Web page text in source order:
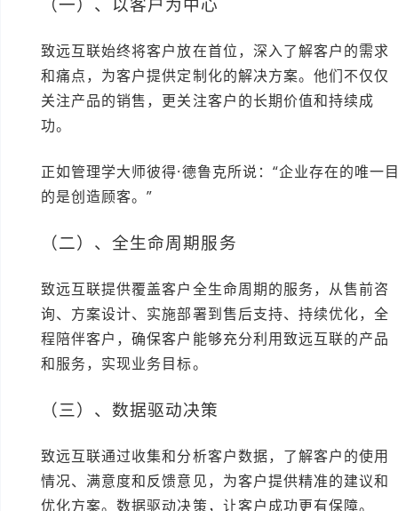
致远互联始终将客户放在首位，深入了解客户的需求
和痛点，为客户提供定制化的解决方案。他们不仅仅
关注产品的销售，更关注客户的长期价值和持续成
功。
正如管理学大师彼得·德鲁克所说：“企业存在的唯一
的是创造顾客。”
（二）、全生命周期服务
致远互联提供覆盖客户全生命周期的服务，从售前咨
询、方案设计、实施部署到售后支持、持续优化，全
程陪伴客户，确保客户能够充分利用致远互联的产品
和服务，实现业务目标。
（三）、数据驱动决策
致远互联通过收集和分析客户数据，了解客户的使用
情况、满意度和反馈意见，为客户提供精准的建议和
优化方案。数据驱动决策，让客户成功更有保障。